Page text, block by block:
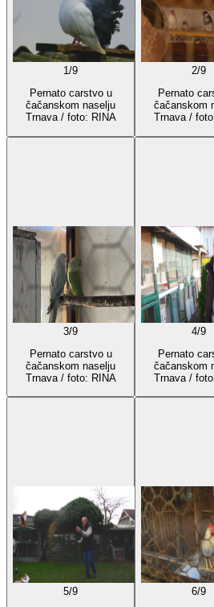
1 /9
Pernato carstvo u
čačanskom naselju
Trnava / foto: RINA
2/9
Pernato
čačanskom
Trnava /
3/9
Pernato carstvo u
čačanskom naselju
Trnava / foto: RINA
4/9
Pernato
čačanskom
Trnava /
5/9
6/9